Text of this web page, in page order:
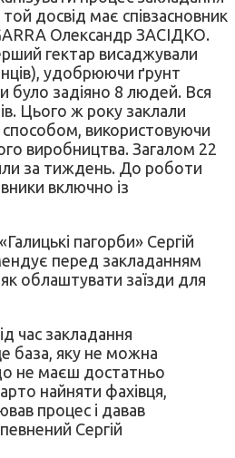
той досвід має співзасновник
Олександр ЗАСІДКО.
гектар висаджували
удобрюючи ґрунт
було задіяно 8 людей. Вся
Цього ж року заклали
використовуючи
виробництва. Загалом 22
за тиждень. До роботи
включно із
пагорби» Сергій
перед закладанням
облаштувати заїзди для
час закладання
база, яку не можна
не маєш достатньо
найняти фахівця,
процес і давав
Сергій